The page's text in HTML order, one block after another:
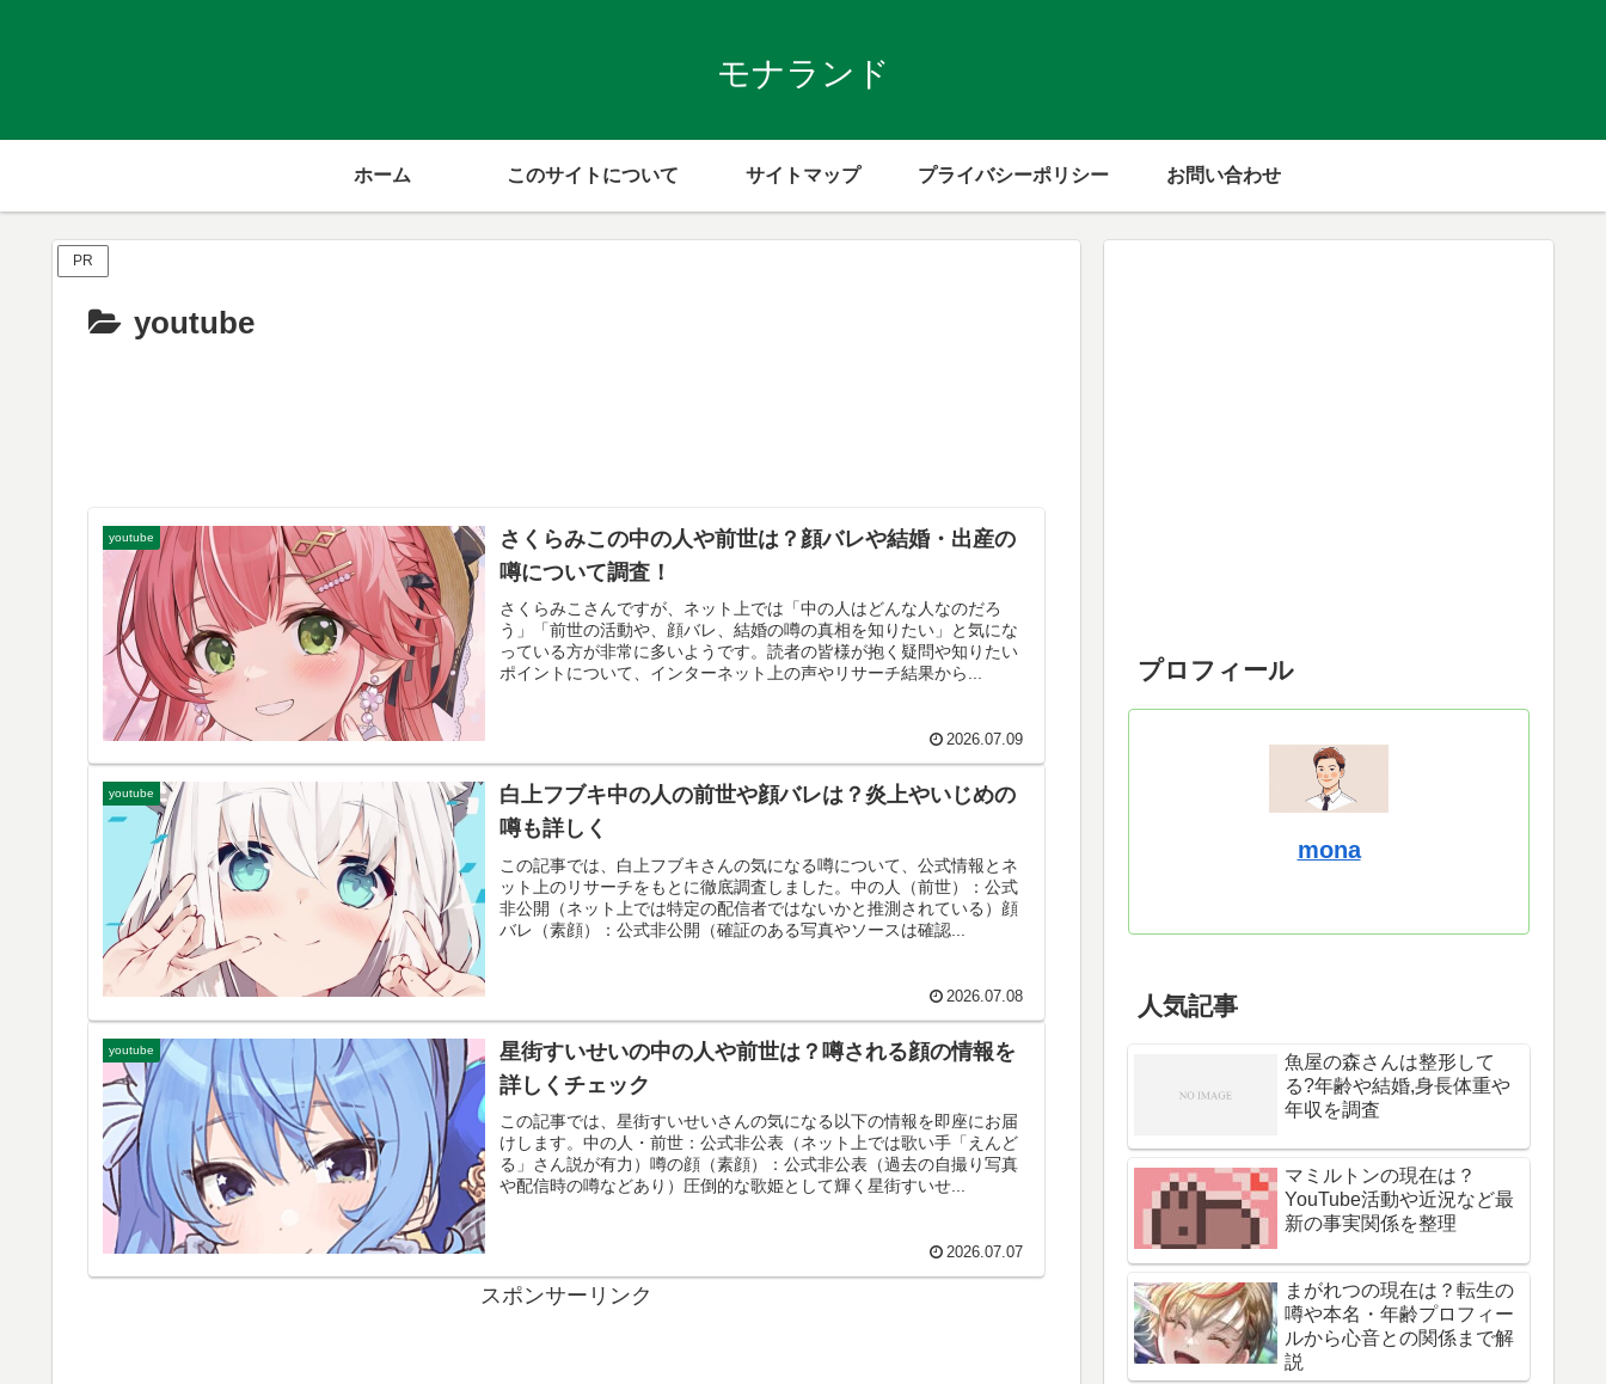
モナランド
ホーム このサイトについて サイトマップ プライバシーポリシー お問い合わせ
PR
youtube
youtube
さくらみこの中の人や前世は？顔バレや結婚・出産の
噂について調査！
さくらみこさんですが、ネット上では「中の人はどんな人なのだろ
う」「前世の活動や、顔バレ、結婚の噂の真相を知りたい」と気にな
っている方が非常に多いようです。読者の皆様が抱く疑問や知りたい
ポイントについて、インターネット上の声やリサーチ結果から...
2026.07.09
youtube
白上フブキ中の人の前世や顔バレは？炎上やいじめの
噂も詳しく
この記事では、白上フブキさんの気になる噂について、公式情報とネ
ット上のリサーチをもとに徹底調査しました。中の人（前世）：公式
非公開（ネット上では特定の配信者ではないかと推測されている）顔
バレ（素顔）：公式非公開（確証のある写真やソースは確認...
2026.07.08
youtube
星街すいせいの中の人や前世は？噂される顔の情報を
詳しくチェック
この記事では、星街すいせいさんの気になる以下の情報を即座にお届
けします。中の人・前世：公式非公表（ネット上では歌い手「えんど
る」さん説が有力）噂の顔（素顔）：公式非公表（過去の自撮り写真
や配信時の噂などあり）圧倒的な歌姫として輝く星街すいせ...
2026.07.07
スポンサーリンク
プロフィール
mona
人気記事
魚屋の森さんは整形して
る?年齢や結婚,身長体重や
年収を調査
マミルトンの現在は？
YouTube活動や近況など最
新の事実関係を整理
まがれつの現在は？転生の
噂や本名・年齢プロフィー
ルから心音との関係まで解
説